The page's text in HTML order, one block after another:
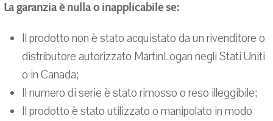
La garanzia è nulla o inapplicabile se:
Il prodotto non è stato acquistato da un rivenditore o
distributore autorizzato MartinLogan negli Stati Uniti
o in Canada;
Il numero di serie è stato rimosso o reso illeggibile;
Il prodotto è stato utilizzato o manipolato in modo